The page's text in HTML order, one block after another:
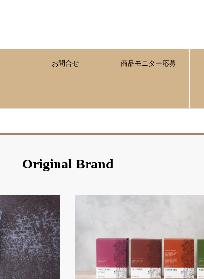
お問合せ 商品モニター応募
Original Brand